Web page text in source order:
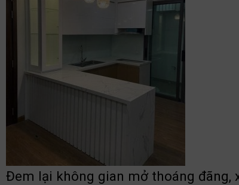
Đem lại không gian mở thoáng đãng,